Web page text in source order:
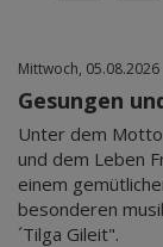
Mittwoch, 05.08.2026
Gesungen
Unter dem
und dem Leben
einem
besonderen
´Tilga Gileit".